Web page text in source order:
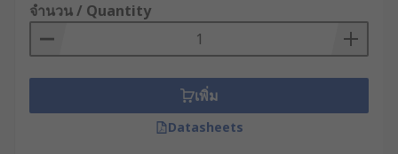
จำนวน / Quantity
เพิ่ม
Datasheets